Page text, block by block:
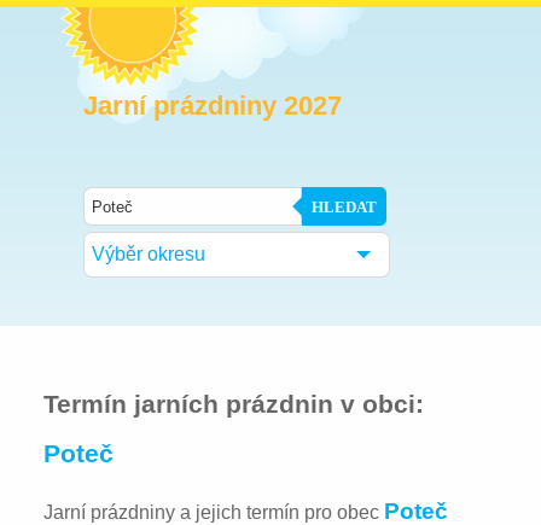
Jarní prázdniny 2027
HLEDAT
Výběr okresu
Termín jarních prázdnin v obci:
Poteč
Jarní prázdniny a jejich termín pro obec Poteč